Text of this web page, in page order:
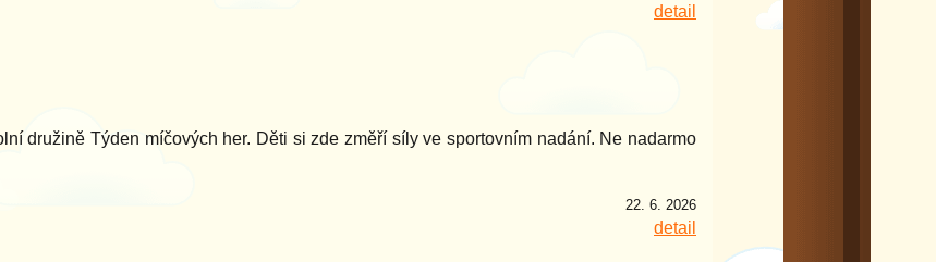
detail
družině Týden míčových her. Děti si zde změří síly ve sportovním nadání. Ne nadarmo
22. 6. 2026
detail